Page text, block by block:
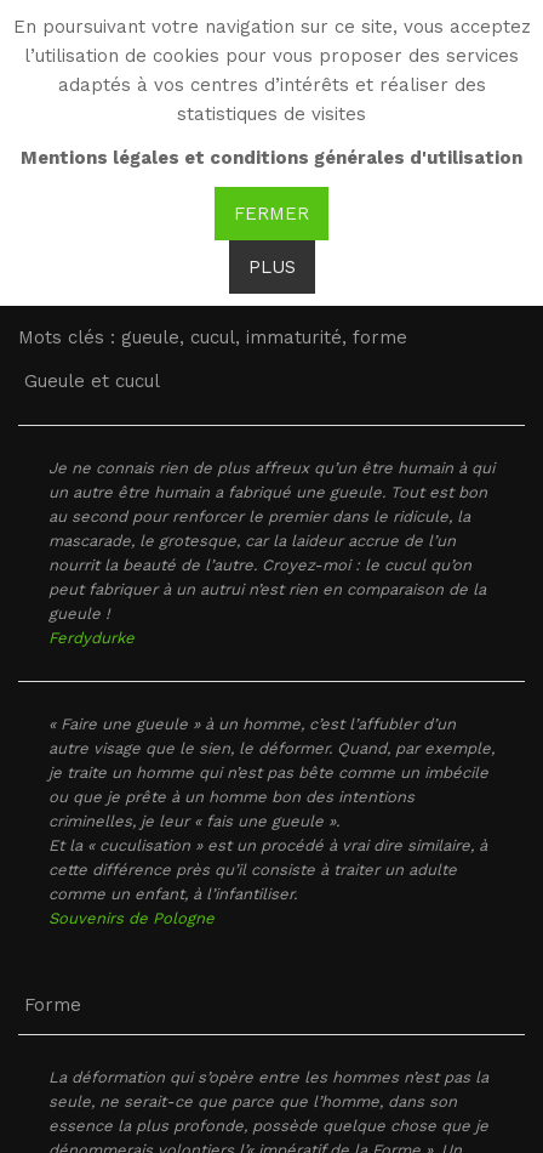
En poursuivant votre navigation sur ce site, vous acceptez
l’utilisation de cookies pour vous proposer des services
adaptés à vos centres d’intérêts et réaliser des
statistiques de visites
Mentions légales et conditions générales d'utilisation
FERMER
PLUS
WG
Witold Gombrowicz
Mots clés : gueule,
cucul, immaturité, forme
Mots clés : gueule, cucul, immaturité, forme
Gueule et cucul
Je ne connais rien de plus affreux qu’un être humain à qui
un autre être humain a fabriqué une gueule. Tout est bon
au second pour renforcer le premier dans le ridicule, la
mascarade, le grotesque, car la laideur accrue de l’un
nourrit la beauté de l’autre. Croyez-moi : le cucul qu’on
peut fabriquer à un autrui n’est rien en comparaison de la
gueule !
Ferdydurke
« Faire une gueule » à un homme, c’est l’affubler d’un
autre visage que le sien, le déformer. Quand, par exemple,
je traite un homme qui n’est pas bête comme un imbécile
ou que je prête à un homme bon des intentions
criminelles, je leur « fais une gueule ».
Et la « cuculisation » est un procédé à vrai dire similaire, à
cette différence près qu’il consiste à traiter un adulte
comme un enfant, à l’infantiliser.
Souvenirs de Pologne
Forme
La déformation qui s’opère entre les hommes n’est pas la
seule, ne serait-ce que parce que l’homme, dans son
essence la plus profonde, possède quelque chose que je